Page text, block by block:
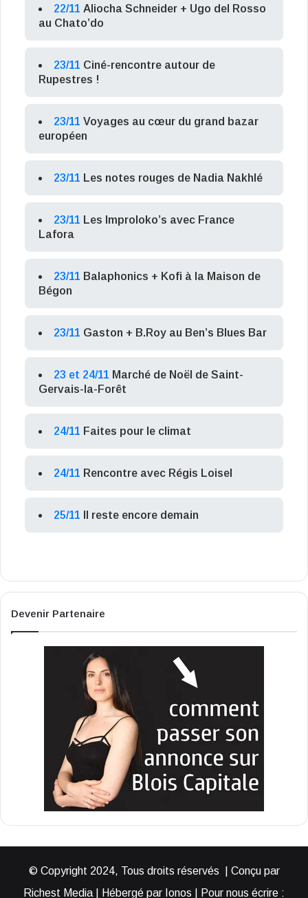
22/11 Aliocha Schneider + Ugo del Rosso
au Chato’do
23/11 Ciné-rencontre autour de
Rupestres !
23/11 Voyages au cœur du grand bazar
européen
23/11 Les notes rouges de Nadia Nakhlé
23/11 Les Improloko’s avec France
Lafora
23/11 Balaphonics + Kofi à la Maison de
Bégon
23/11 Gaston + B.Roy au Ben’s Blues Bar
23 et 24/11 Marché de Noël de Saint-
Gervais-la-Forêt
24/11 Faites pour le climat
24/11 Rencontre avec Régis Loisel
25/11 Il reste encore demain
Devenir Partenaire
© Copyright 2024, Tous droits réservés | Conçu par
Richest Media | Hébergé par Ionos | Pour nous écrire :